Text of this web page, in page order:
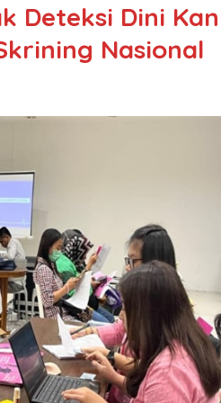
Deteksi Dini
Nasional